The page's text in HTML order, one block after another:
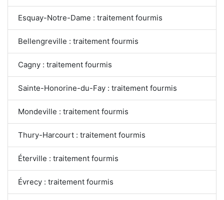
Esquay-Notre-Dame : traitement fourmis
Bellengreville : traitement fourmis
Cagny : traitement fourmis
Sainte-Honorine-du-Fay : traitement fourmis
Mondeville : traitement fourmis
Thury-Harcourt : traitement fourmis
Éterville : traitement fourmis
Évrecy : traitement fourmis